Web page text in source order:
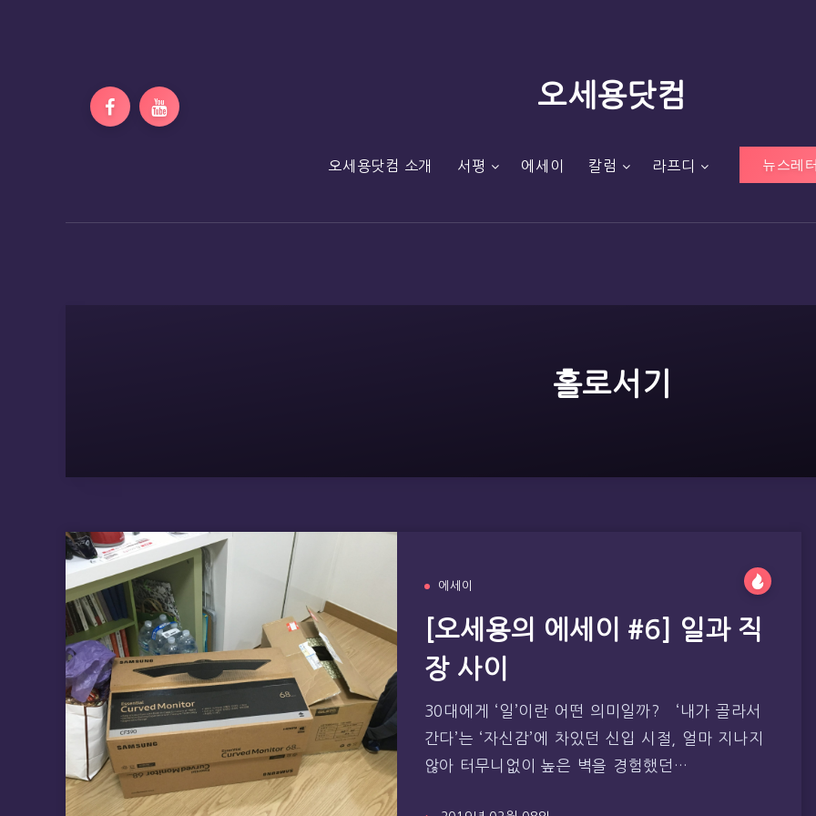
오세용닷컴
오세용닷컴 소개 서평 에세이 칼럼 라프디 뉴스레
홀로서기
에세이
[오세용의 에세이 #6] 일과 직
장 사이
30대에게 ‘일’이란 어떤 의미일까? ‘내가 골라서
간다’는 ‘자신감’에 차있던 신입 시절, 얼마 지나지
않아 터무니없이 높은 벽을 경험했던…